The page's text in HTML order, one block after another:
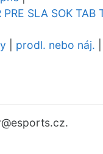
PRE SLA SOK TAB
prodl. nebo náj.
@esports.cz.